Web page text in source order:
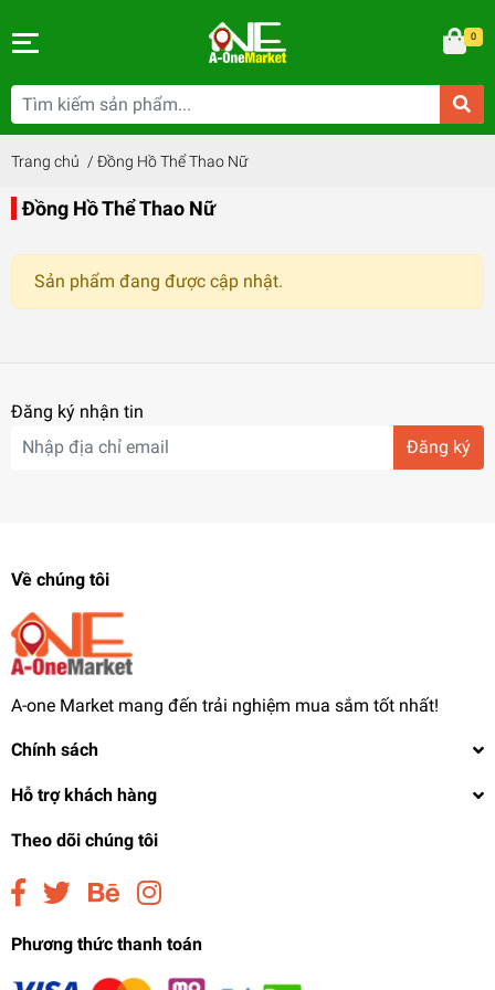
0
Trang chủ / Đồng Hồ Thể Thao Nữ
Đồng Hồ Thể Thao Nữ
Sản phẩm đang được cập nhật.
Đăng ký nhận tin
Đăng ký
Về chúng tôi
A-one Market mang đến trải nghiệm mua sắm tốt nhất!
Chính sách
Hỗ trợ khách hàng
Theo dõi chúng tôi
Phương thức thanh toán